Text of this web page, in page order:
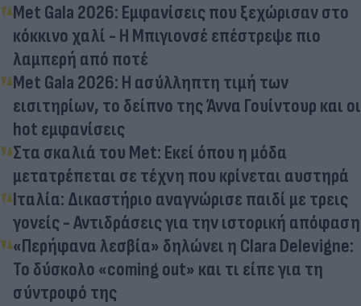
Met Gala 2026: Εμφανίσεις που ξεχώρισαν στο
κόκκινο χαλί - H Μπιγιονσέ επέστρεψε πιο
λαμπερή από ποτέ
Met Gala 2026: Η ασύλληπτη τιμή των
εισιτηρίων, το δείπνο της Άννα Γουίντουρ και οι
hot εμφανίσεις
Στα σκαλιά του Met: Εκεί όπου η μόδα
μετατρέπεται σε τέχνη που κρίνεται αυστηρά
Ιταλία: Δικαστήριο αναγνώρισε παιδί με τρεις
γονείς - Αντιδράσεις για την ιστορική απόφαση
«Περήφανα λεσβία» δηλώνει η Clara Delevigne:
Το δύσκολο «coming out» και τι είπε για τη
σύντροφό της